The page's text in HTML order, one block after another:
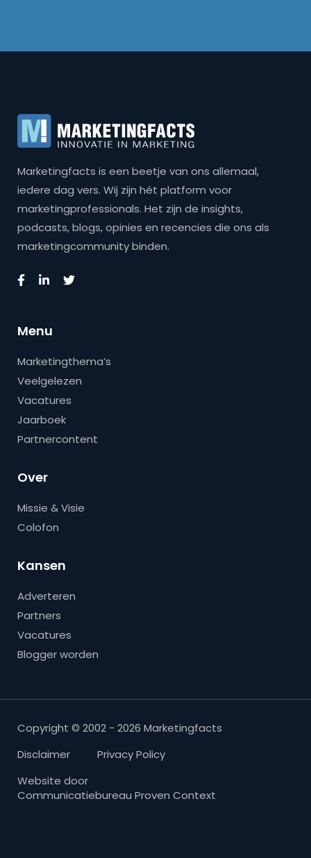
Marketingfacts is een beetje van ons allemaal,
iedere dag vers. Wij zijn hét platform voor
marketingprofessionals. Het zijn de insights,
podcasts, blogs, opinies en recencies die ons als
marketingcommunity binden.
Menu
Marketingthema’s
Veelgelezen
Vacatures
Jaarboek
Partnercontent
Over
Missie & Visie
Colofon
Kansen
Adverteren
Partners
Vacatures
Blogger worden
Copyright © 2002 - 2026 Marketingfacts
Disclaimer
Privacy Policy
Website door
Communicatiebureau Proven Context